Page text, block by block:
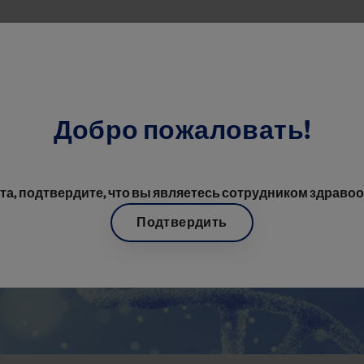
и безопасность рибоциклиба у молодых пациенток с
Добро пожаловать!
подтвердите, что вы являетесь сотрудником
Подтвердить